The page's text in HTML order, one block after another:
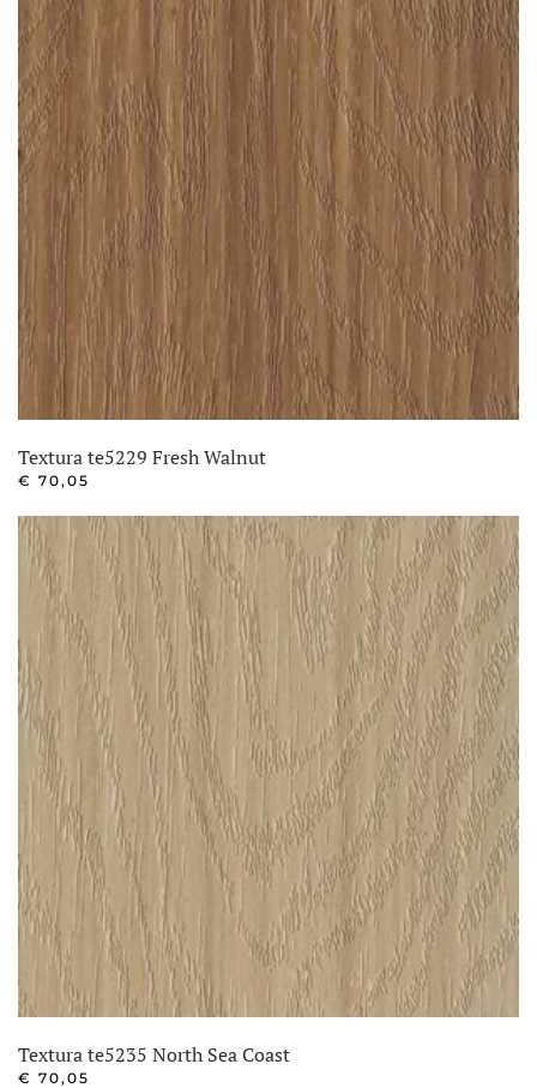
Textura te5229 Fresh Walnut
€ 70,05
Textura te5235 North Sea Coast
€ 70,05